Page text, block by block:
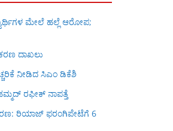
ಮೇಲೆ ಹಲ್ಲೆ ಆರೋಪ;
ದಾಖಲು
ನೀಡಿದ ಸಿಎಂ ಡಿಕೆಶಿ
ರಫೀಕ್ ನಾಪತ್ತೆ
ರಿಯಾಜ್ ಫರಂಗಿಪೇಟೆಗೆ 6